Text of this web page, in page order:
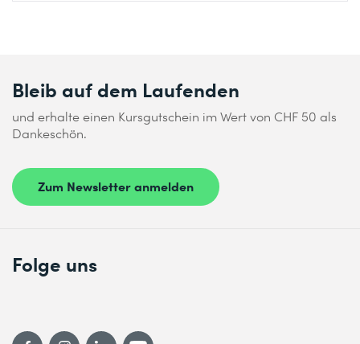
Bleib auf dem Laufenden
und erhalte einen Kursgutschein im Wert von CHF 50 als
Dankeschön.
Zum Newsletter anmelden
Folge uns